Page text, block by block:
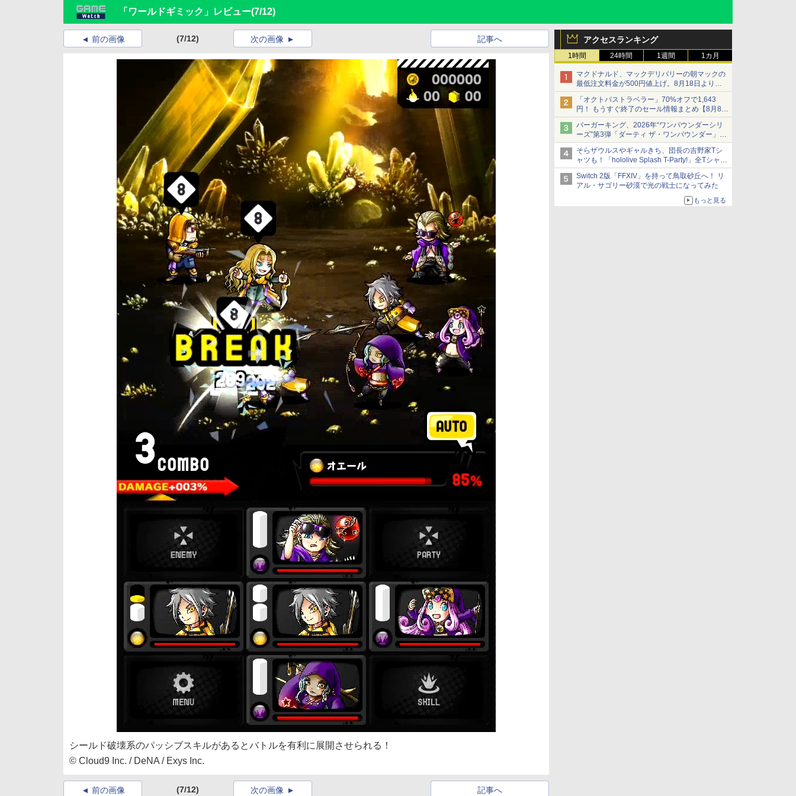
「ワールドギミック」レビュー(7/12)
アクセスランキング
1時間 24時間 1週間 1カ月
マクドナルド、マックデリバリーの朝マックの
最低注文料金が500円値上げ。8月18日より
1,500円から受付
「オクトパストラベラー」70%オフで1,643
円！ もうすぐ終了のセール情報まとめ【8月8日
更新】
ニンテンドーeショップでは「大神 絶景版」が
67%オフで990円
バーガーキング、2026年“ワンパウンダーシリ
ーズ”第3弾「ダーティ ザ・ワンパウンダー」を
8月7日発売
「特製ガーリックマヨソース」を使用した超大
型チーズバーガー
そらザウルスやギャルきち、団長の吉野家Tシ
ャツも！「hololive Splash T-Party!」全Tシャツ
ラインナップ公開＆オンライン販売開始
Switch 2版「FFXIV」を持って鳥取砂丘へ！ リ
アル・サゴリー砂漠で光の戦士になってみた
もっと見る
前の画像 (7/12) 記事へ
次の画像
シールド破壊系のパッシブスキルがあるとバトルを有利に展開させられる！
© Cloud9 Inc. / DeNA / Exys Inc.
前の画像 (7/12) 記事へ
次の画像